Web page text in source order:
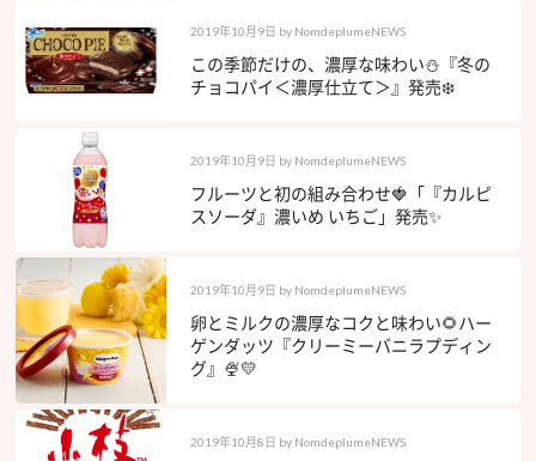
2019年10月9日 by NomdeplumeNEWS
この季節だけの、濃厚な味わい⛄️『冬の
チョコパイ＜濃厚仕立て＞』発売❄️
2019年10月9日 by NomdeplumeNEWS
フルーツと初の組み合わせ🍓「『カルピ
スソーダ』濃いめ いちご」発売✨
2019年10月9日 by NomdeplumeNEWS
卵とミルクの濃厚なコクと味わい🌻ハー
ゲンダッツ『クリーミーバニラプディン
グ』🍨💛
2019年10月8日 by NomdeplumeNEWS